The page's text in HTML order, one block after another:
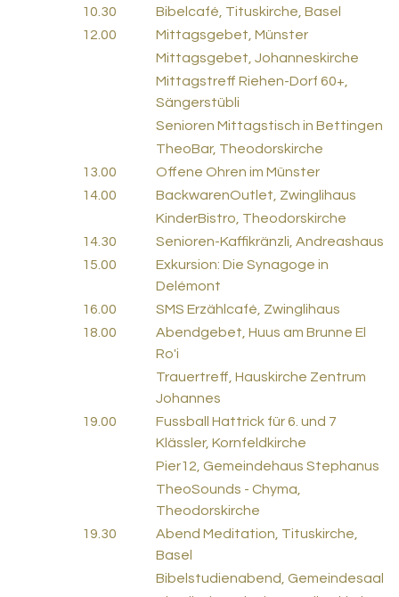
10.30
Bibelcafé, Tituskirche, Basel
12.00
Mittagsgebet, Münster
Mittagsgebet, Johanneskirche
Mittagstreff Riehen-Dorf 60+,
Sängerstübli
Senioren Mittagstisch in Bettingen
TheoBar, Theodorskirche
13.00
Offene Ohren im Münster
14.00
BackwarenOutlet, Zwinglihaus
KinderBistro, Theodorskirche
14.30
Senioren-Kaffikränzli, Andreashaus
15.00
Exkursion: Die Synagoge in
Delémont
16.00
SMS Erzählcafé, Zwinglihaus
18.00
Abendgebet, Huus am Brunne El
Ro'i
Trauertreff, Hauskirche Zentrum
Johannes
19.00
Fussball Hattrick für 6. und 7
Klässler, Kornfeldkirche
Pier12, Gemeindehaus Stephanus
TheoSounds - Chyma,
Theodorskirche
19.30
Abend Meditation, Tituskirche,
Basel
Bibelstudienabend, Gemeindesaal